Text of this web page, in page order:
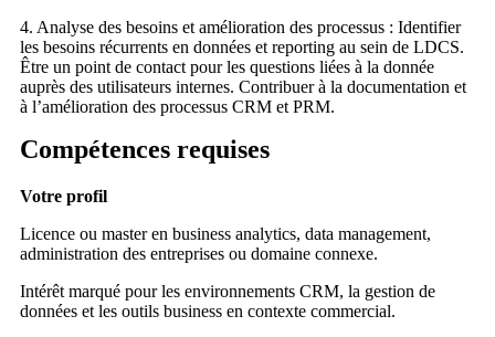
4. Analyse des besoins et amélioration des processus : Identifier
les besoins récurrents en données et reporting au sein de LDCS.
Être un point de contact pour les questions liées à la donnée
auprès des utilisateurs internes. Contribuer à la documentation et
à l’amélioration des processus CRM et PRM.
Compétences requises
Votre profil
Licence ou master en business analytics, data management,
administration des entreprises ou domaine connexe.
Intérêt marqué pour les environnements CRM, la gestion de
données et les outils business en contexte commercial.